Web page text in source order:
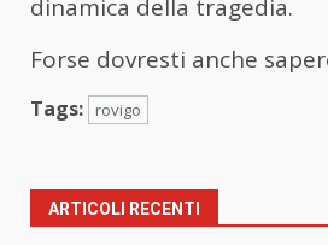
dinamica della tragedia.
Forse dovresti anche
Tags: rovigo
ARTICOLI RECENTI